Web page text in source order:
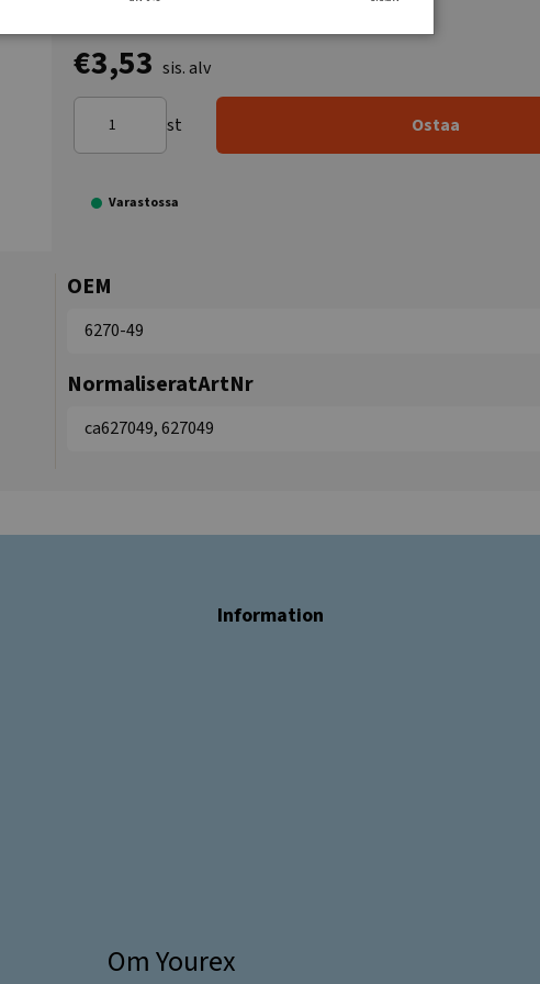
€3,53 sis. alv
st Ostaa
Varastossa
OEM
6270-49
NormaliseratArtNr
ca627049, 627049
Information
Om Yourex